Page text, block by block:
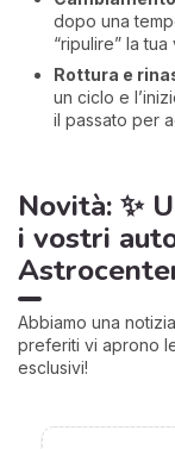
dopo una
“ripulire” la
Rottura e
un ciclo e
il passato per
Novità: ✨
i vostri
Abbiamo una
preferiti vi aprono
esclusivi!